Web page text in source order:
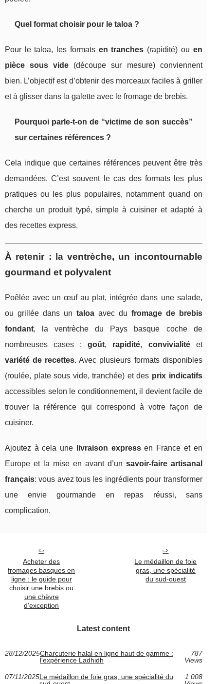
Quel format choisir pour le taloa ?
Pour le taloa, les formats en tranches (rapidité) ou en
pièce sous vide (découpe sur mesure) conviennent
bien. L’objectif est d’obtenir des morceaux faciles à griller
et à glisser dans la galette avec le fromage de brebis.
Pourquoi parle-t-on de “victime de son succès”
sur certaines références ?
Cela indique que certaines références peuvent être très
demandées. C’est souvent le cas des formats les plus
pratiques ou les plus populaires, notamment quand on
cherche un produit typé, simple à cuisiner et adapté à
des recettes express.
À retenir : la ventrèche, un incontournable
gourmand et polyvalent
Poêlée avec un œuf au plat, intégrée dans une salade,
ou grillée dans un taloaavec du fromage de brebis
fondant, la ventrèche du Pays basque coche de
nombreuses cases :goût, rapidité, convivialitéet
variété de recettes. Avec plusieurs formats disponibles
(roulée, plate sous vide, tranchée) et des prix indicatifs
accessibles selon le conditionnement, il devient facile de
trouver la référence qui correspond à votre façon de
cuisiner.
Ajoutez à cela une livraison expressen France et en
Europe et la mise en avant d’un savoir-faire artisanal
français: vous avez tous les ingrédients pour transformer
une envie gourmande en repas réussi, sans
complication.
Acheter des
fromages basques en
ligne : le guide pour
choisir une brebis ou
une chèvre
d’exception
Le médaillon de foie
gras, une spécialité
du sud-ouest
Latest content
28/12/2025Charcuterie halal en ligne haut de gamme :
l'expérience Ladhidh
787
Views
07/11/2025Le médaillon de foie gras, une spécialité du
1 008